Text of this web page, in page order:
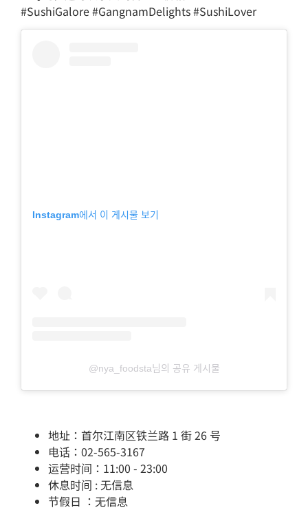
#SushiGalore #GangnamDelights #SushiLover
Instagram에서 이 게시물 보기
@nya_foodsta님의 공유 게시물
地址：首尔江南区铁兰路 1 街 26 号
电话：02-565-3167
运营时间：11:00 - 23:00
休息时间 : 无信息
节假日 ：无信息